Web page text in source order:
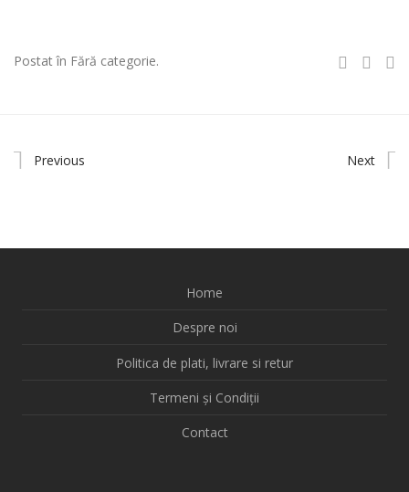
Postat în Fără categorie.
Previous Next
Home
Despre noi
Politica de plati, livrare si retur
Termeni și Condiții
Contact